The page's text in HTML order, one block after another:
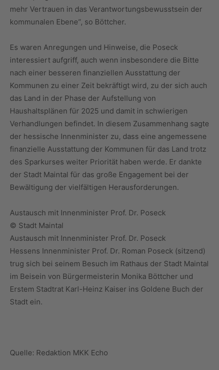
mehr Vertrauen in das Verantwortungsbewusstsein der
kommunalen Ebene“, so Böttcher.
Es waren Anregungen und Hinweise, die Poseck
interessiert aufgriff, auch wenn insbesondere die Bitte
nach einer besseren finanziellen Ausstattung der
Kommunen zu einer Zeit bekräftigt wird, zu der sich auch
das Land in der Phase der Aufstellung von
Haushaltsplänen für 2025 und damit in schwierigen
Verhandlungen befindet. In diesem Zusammenhang sagte
der hessische Innenminister zu, dass eine angemessene
finanzielle Ausstattung der Kommunen für das Land trotz
des Sparkurses weiter Priorität haben werde. Er dankte
der Stadt Maintal für das große Engagement bei der
Bewältigung der vielfältigen Herausforderungen.
Austausch mit Innenminister Prof. Dr. Poseck
© Stadt Maintal
Austausch mit Innenminister Prof. Dr. Poseck
Hessens Innenminister Prof. Dr. Roman Poseck (sitzend)
trug sich bei seinem Besuch im Rathaus der Stadt Maintal
im Beisein von Bürgermeisterin Monika Böttcher und
Erstem Stadtrat Karl-Heinz Kaiser ins Goldene Buch der
Stadt ein.
Quelle: Redaktion MKK Echo